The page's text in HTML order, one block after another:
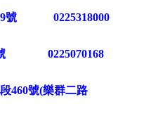
號 0225318000
號 0225070168
460號(樂群二路